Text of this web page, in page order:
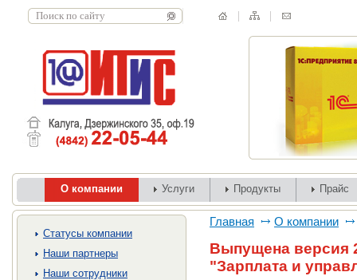
О компании Услуги Продукты Прайс
Cтатусы компании
Наши партнеры
Наши сотрудники
Главная О компании
Выпущена версия
"Зарплата и